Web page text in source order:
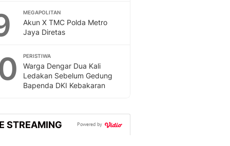
MEGAPOLITAN
Akun X TMC Polda Metro
Jaya Diretas
PERISTIWA
Warga Dengar Dua Kali
Ledakan Sebelum Gedung
Bapenda DKI Kebakaran
STREAMING Powered by